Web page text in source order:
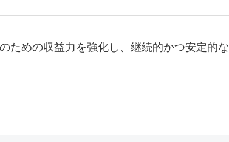
ための収益力を強化し、継続的かつ安定的な